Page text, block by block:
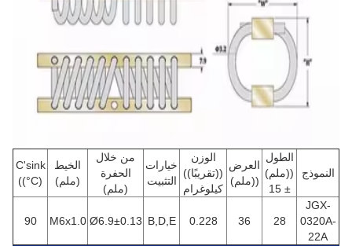
النموذج
الطول
((ملم)
± 15
العرض
((ملم)
الوزن
((تقريبًا))
كيلوغرام
خيارات
التثبيت
من خلال
الحفرة
(ملم)
الخيط
(ملم)
C'sink
((°C)
JGX-
0320A-
22A
28
36
0.228
B,D,E
Ø6.9±0.13
M6x1.0
90